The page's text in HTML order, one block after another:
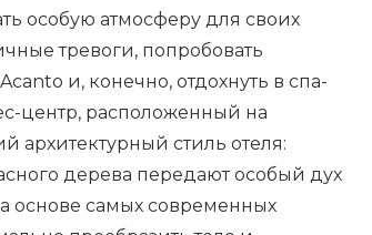
особую атмосферу для своих
тревоги, попробовать
и, конечно, отдохнуть в спа-
центр, расположенный на
архитектурный стиль отеля:
дерева передают особый дух
основе самых современных